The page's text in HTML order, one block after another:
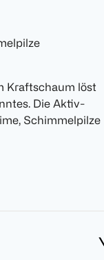
Kraftschaum löst
Die Aktiv-
Schimmelpilze